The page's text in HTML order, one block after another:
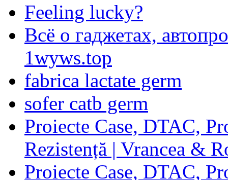
Feeling lucky?
Всё о гаджетах,
1wyws.top
fabrica lactate germ
sofer catb germ
Proiecte Case, DTAC,
Rezistență | Vrancea &
Proiecte Case, DTAC,